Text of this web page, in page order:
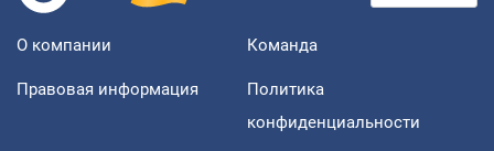
О компании Команда
Правовая информация
Политика
конфиденциальности